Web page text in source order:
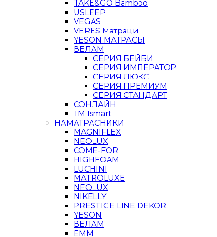
TAKE&GO Bamboo
USLEEP
VEGAS
VERES Матраци
YESON МАТРАСЫ
ВЕЛАМ
СЕРИЯ БЕЙБИ
СЕРИЯ ИМПЕРАТОР
СЕРИЯ ЛЮКС
СЕРИЯ ПРЕМИУМ
СЕРИЯ СТАНДАРТ
СОНЛАЙН
ТМ Ismart
НАМАТРАСНИКИ
MAGNIFLEX
NEOLUX
COME-FOR
HIGHFOAM
LUCHINI
MATROLUXE
NEOLUX
NIKELLY
PRESTIGE LINE DEKOR
YESON
ВЕЛАМ
ЕММ